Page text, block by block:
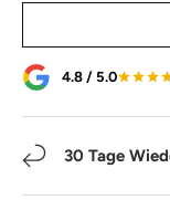
4.8 / 5.0
30 Tage